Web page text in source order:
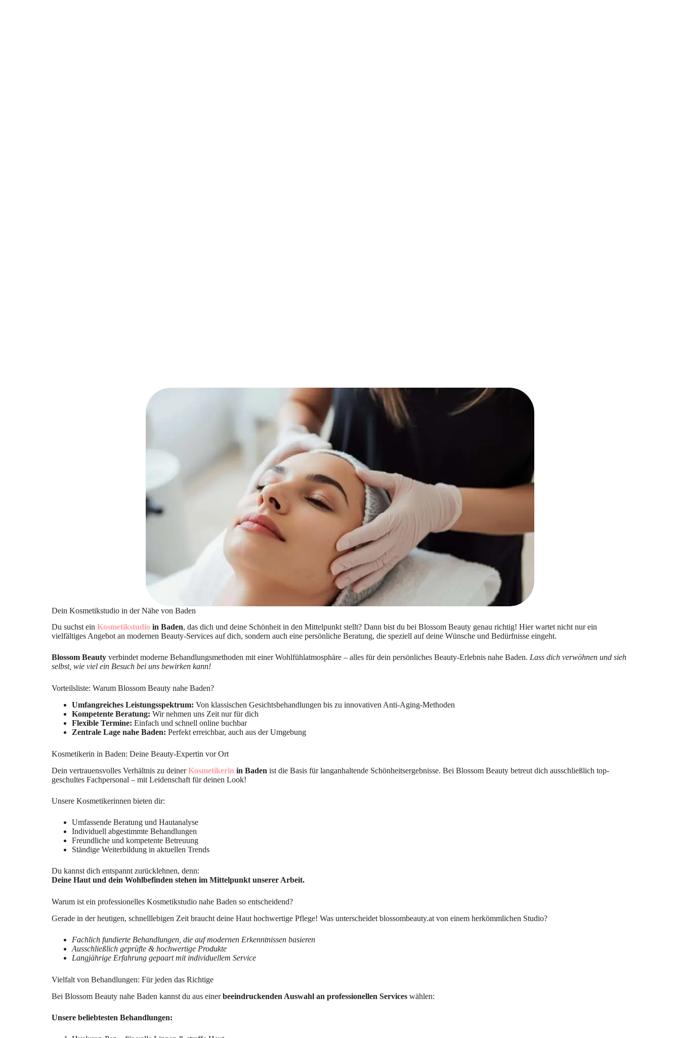
Dein Kosmetikstudio in der Nähe von Baden
Du suchst ein Kosmetikstudio in Baden, das dich und deine Schönheit in den Mittelpunkt stellt? Dann bist du bei Blossom Beauty genau richtig! Hier wartet nicht nur ein
vielfältiges Angebot an modernen Beauty-Services auf dich, sondern auch eine persönliche Beratung, die speziell auf deine Wünsche und Bedürfnisse eingeht.
Blossom Beauty verbindet moderne Behandlungsmethoden mit einer Wohlfühlatmosphäre – alles für dein persönliches Beauty-Erlebnis nahe Baden. Lass dich verwöhnen und sieh
selbst, wie viel ein Besuch bei uns bewirken kann!
Vorteilsliste: Warum Blossom Beauty nahe Baden?
Umfangreiches Leistungsspektrum: Von klassischen Gesichtsbehandlungen bis zu innovativen Anti-Aging-Methoden
Kompetente Beratung: Wir nehmen uns Zeit nur für dich
Flexible Termine: Einfach und schnell online buchbar
Zentrale Lage nahe Baden: Perfekt erreichbar, auch aus der Umgebung
Kosmetikerin in Baden: Deine Beauty-Expertin vor Ort
Dein vertrauensvolles Verhältnis zu deinerKosmetikerin in Baden ist die Basis für langanhaltende Schönheitsergebnisse. Bei Blossom Beauty betreut dich ausschließlich top-
geschultes Fachpersonal – mit Leidenschaft für deinen Look!
Unsere Kosmetikerinnen bieten dir:
Umfassende Beratung und Hautanalyse
Individuell abgestimmte Behandlungen
Freundliche und kompetente Betreuung
Ständige Weiterbildung in aktuellen Trends
Du kannst dich entspannt zurücklehnen, denn:
Deine Haut und dein Wohlbefinden stehen im Mittelpunkt unserer Arbeit.
Warum ist ein professionelles Kosmetikstudio nahe Baden so entscheidend?
Gerade in der heutigen, schnelllebigen Zeit braucht deine Haut hochwertige Pflege! Was unterscheidet blossombeauty.at von einem herkömmlichen Studio?
Fachlich fundierte Behandlungen, die auf modernen Erkenntnissen basieren
Ausschließlich geprüfte & hochwertige Produkte
Langjährige Erfahrung gepaart mit individuellem Service
Vielfalt von Behandlungen: Für jeden das Richtige
Bei Blossom Beauty nahe Baden kannst du aus einerbeeindruckenden Auswahl an professionellen Services wählen:
Unsere beliebtesten Behandlungen: